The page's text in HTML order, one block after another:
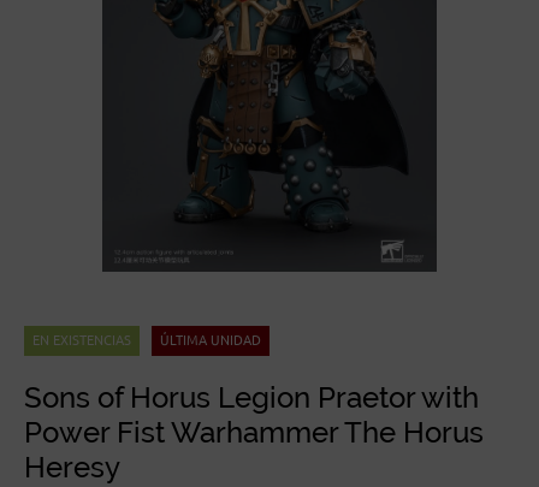
EN EXISTENCIAS ÚLTIMA UNIDAD
Sons of Horus Legion Praetor with
Power Fist Warhammer The Horus
Heresy